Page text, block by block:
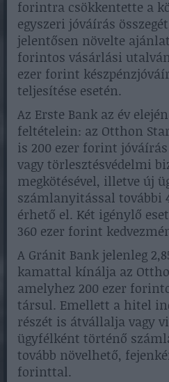
forintra csökkentette a
egyszeri jóváírás
jelentősen növelte
forintos vásárlási
ezer forint
teljesítése esetén.
Az Erste Bank az év
feltételein: az Otthon
is 200 ezer forint
vagy törlesztésvédelmi
megkötésével, illetve új
számlanyitással további
érhető el. Két igénylő
360 ezer forint
A Gránit Bank jelenleg
kamattal kínálja az
amelyhez 200 ezer
társul. Emellett a hitel
részét is átvállalja vagy
ügyfélként történő
tovább növelhető,
forinttal.